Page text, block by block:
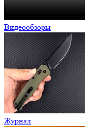
Видеообзоры
Журнал